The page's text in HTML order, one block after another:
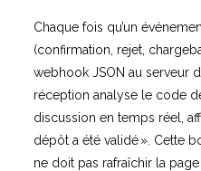
Chaque fois qu’un
(confirmation, rejet,
webhook JSON au serveur
réception analyse le code
discussion en temps réel,
dépôt a été validé ». Cette
ne doit pas rafraîchir la